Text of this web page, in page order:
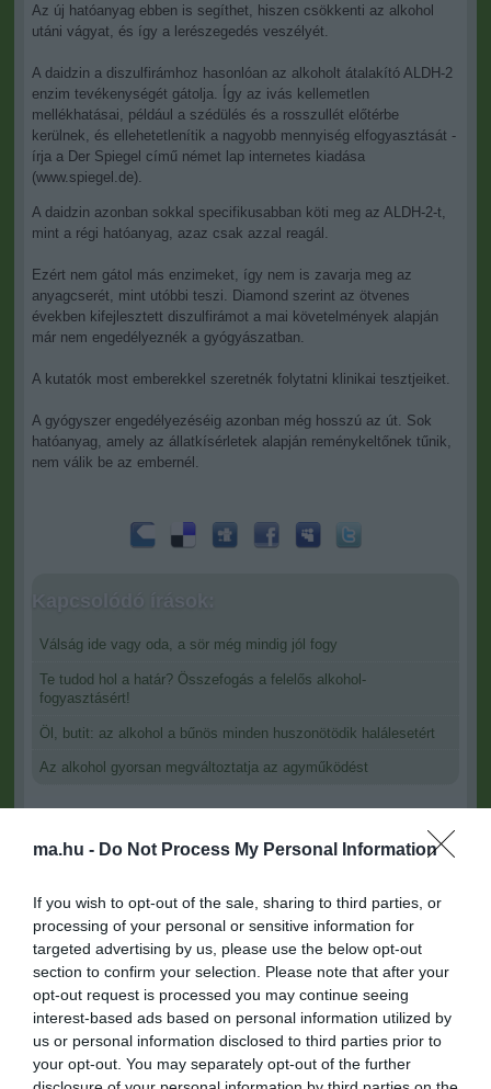
ma.hu - Do Not Process My Personal Information
If you wish to opt-out of the sale, sharing to third parties, or
processing of your personal or sensitive information for
targeted advertising by us, please use the below opt-out
section to confirm your selection. Please note that after your
opt-out request is processed you may continue seeing
interest-based ads based on personal information utilized by
us or personal information disclosed to third parties prior to
your opt-out. You may separately opt-out of the further
Az új hatóanyag ebben is segíthet, hiszen csökkenti az alkohol
utáni vágyat, és így a lerészegedés veszélyét.
A daidzin a diszulfirámhoz hasonlóan az alkoholt átalakító ALDH-2
enzim tevékenységét gátolja. Így az ivás kellemetlen
mellékhatásai, például a szédülés és a rosszullét előtérbe
kerülnek, és ellehetetlenítik a nagyobb mennyiség elfogyasztását -
írja a Der Spiegel című német lap internetes kiadása
(www.spiegel.de).
A daidzin azonban sokkal specifikusabban köti meg az ALDH-2-t,
mint a régi hatóanyag, azaz csak azzal reagál.
Ezért nem gátol más enzimeket, így nem is zavarja meg az
anyagcserét, mint utóbbi teszi. Diamond szerint az ötvenes
években kifejlesztett diszulfirámot a mai követelmények alapján
már nem engedélyeznék a gyógyászatban.
A kutatók most emberekkel szeretnék folytatni klinikai tesztjeiket.
A gyógyszer engedélyezéséig azonban még hosszú az út. Sok
hatóanyag, amely az állatkísérletek alapján reménykeltőnek tűnik,
nem válik be az embernél.
Kapcsolódó írások:
Válság ide vagy oda, a sör még mindig jól fogy
Te tudod hol a határ? Összefogás a felelős alkohol-
fogyasztásért!
Öl, butit: az alkohol a bűnös minden huszonötödik halálesetért
Az alkohol gyorsan megváltoztatja az agyműködést
network nézeteit tükrözik. A szerkesztőség mindössze a hírek
- azok az olvasók személyes véleményét tartalmazzák.
Kérjük, kulturáltan, mások személyiségi jogainak és jó hírnevének
tiszteletben tartásával kommenteljenek!